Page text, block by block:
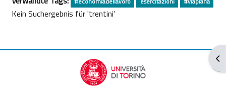
Kein Suchergebnis für 'trentini'